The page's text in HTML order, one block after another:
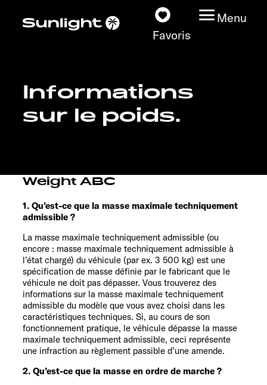
Favoris
Menu
Nos modèles
Sunlight
Nos concessionnaires
Découvrir
Service
Informations
sur le poids.
Weight ABC
1. Qu’est-ce que la masse maximale techniquement
admissible ?
La masse maximale techniquement admissible (ou
encore : masse maximale techniquement admissible à
l’état chargé) du véhicule (par ex. 3 500 kg) est une
spécification de masse définie par le fabricant que le
véhicule ne doit pas dépasser. Vous trouverez des
informations sur la masse maximale techniquement
admissible du modèle que vous avez choisi dans les
caractéristiques techniques. Si, au cours de son
fonctionnement pratique, le véhicule dépasse la masse
maximale techniquement admissible, ceci représente
une infraction au règlement passible d’une amende.
2. Qu’est-ce que la masse en ordre de marche ?